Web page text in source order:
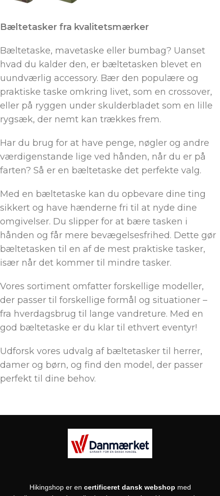
Bæltetasker fra kvalitetsmærker
Bæltetaske, mavetaske eller bumbag? Uanset
hvad du kalder den, er bæltetasken blevet en
uundværlig accessory. Bær den populære og
praktiske taske omkring livet, som en crossover,
eller på ryggen under skulderbladet som en lille
rygsæk, der nemt kan trækkes frem.
Har du brug for at have penge, nøgler og andre
værdigenstande lige ved hånden, når du er på
farten? Så er en bæltetaske det perfekte valg.
Med en bæltetaske kan du opbevare dine ting
sikkert og have hænderne fri til at nyde dine
omgivelser. Du slipper for at bære tasken i
hånden og får mere bevægelsesfrihed. Dette gør
bæltetasken til en af de mest praktiske tasker,
især når det kommer til mindre tasker.
Vores sortiment omfatter forskellige modeller,
der passer til forskellige formål og situationer –
fra hverdagsbrug til lange vandreture. Med en
god bæltetaske er du klar til ethvert eventyr!
Udforsk vores udvalg af bæltetasker til herrer,
damer og børn, og find den model, der passer
perfekt til dine behov.
Hikingshop er en certificeret dansk webshop med